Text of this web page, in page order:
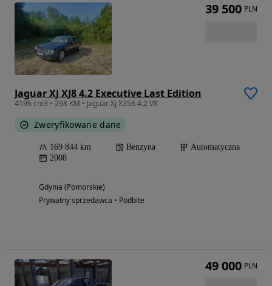
Jaguar XJ XJ8 4.2 Executive Last Edition
4196 cm3 • 298 KM • Jaguar Xj X358 4.2 V8
Zweryfikowane dane
169 844 km Benzyna
Automatyczna
2008
Gdynia (Pomorskie)
Prywatny sprzedawca • Podbite
39 500 PLN
49 000 PLN